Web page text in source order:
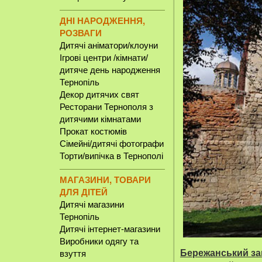
ДНІ НАРОДЖЕННЯ,
РОЗВАГИ
Дитячі аніматори/клоуни
Ігрові центри /кімнати/
дитяче день народження
Тернопіль
Декор дитячих свят
Ресторани Тернополя з
дитячими кімнатами
Прокат костюмів
Сімейні/дитячі фотографи
Торти/випічка в Тернополі
МАГАЗИНИ, ТОВАРИ
ДЛЯ ДІТЕЙ
Дитячі магазини
Тернопіль
Дитячі інтернет-магазини
Виробники одягу та
взуття
Бережанський